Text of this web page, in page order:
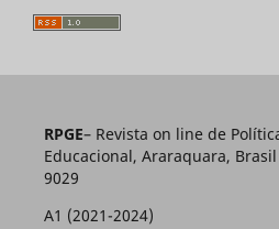
RPGE– Revista on line de
Educacional, Araraquara,
9029
A1 (2021-2024)